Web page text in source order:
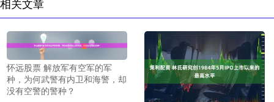
相关文章
怀远股票 解放军有空军的军
种，为何武警有内卫和海警，却
没有空警的警种？